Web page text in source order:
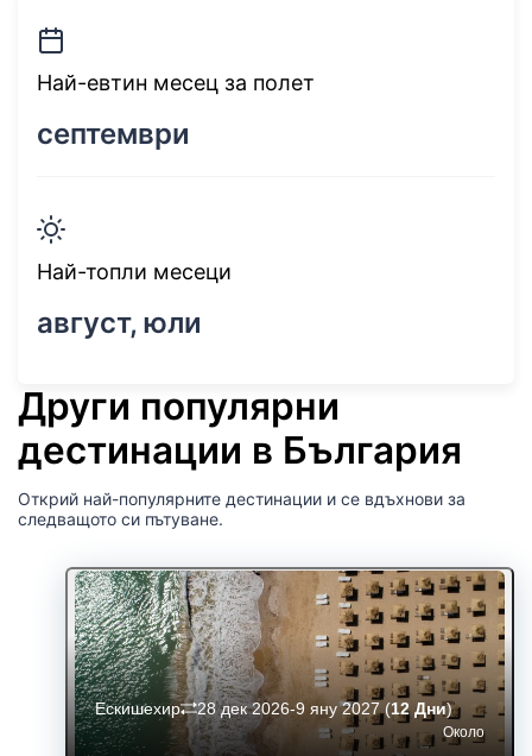
Най-евтин месец за полет
септември
Най-топли месеци
август, юли
Други популярни
дестинации в България
Открий най-популярните дестинации и се вдъхнови за
следващото си пътуване.
Около
Ескишехир 28 дек 2026-9 яну 2027 (12 Дни)